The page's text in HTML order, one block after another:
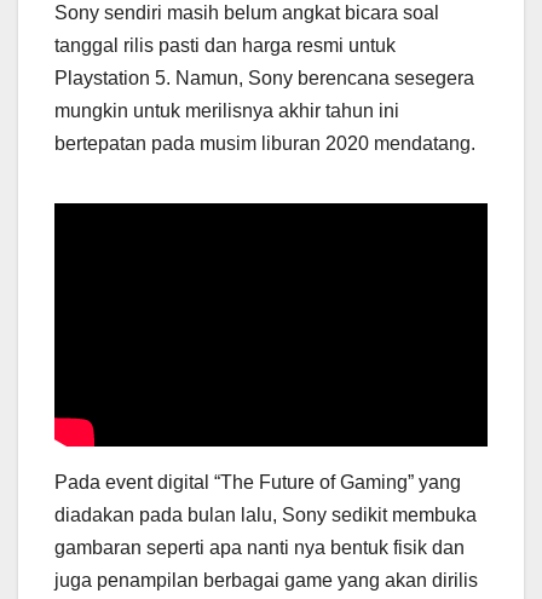
Sony sendiri masih belum angkat bicara soal
tanggal rilis pasti dan harga resmi untuk
Playstation 5. Namun, Sony berencana sesegera
mungkin untuk merilisnya akhir tahun ini
bertepatan pada musim liburan 2020 mendatang.
Pada event digital “The Future of Gaming” yang
diadakan pada bulan lalu, Sony sedikit membuka
gambaran seperti apa nanti nya bentuk fisik dan
juga penampilan berbagai game yang akan dirilis